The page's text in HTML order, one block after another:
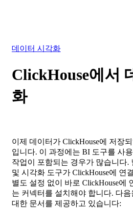
데이터 시각화
ClickHouse에서
화
이제 데이터가 ClickHouse에 저장
입니다. 이 과정에는 BI 도구를 사
작업이 포함되는 경우가 많습니다.
및 시각화 도구가 ClickHouse에 연
별도 설정 없이 바로 ClickHouse에
는 커넥터를 설치해야 합니다. 다음
대한 문서를 제공하고 있습니다: